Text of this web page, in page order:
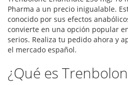
Pharma a un precio inigualable.
conocido por sus efectos
convierte en una opción popular
serios. Realiza tu pedido ahora y
el mercado español.
¿Qué es